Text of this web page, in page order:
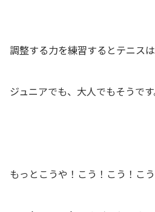
調整する力を練習するとテニスは
ジュニアでも、大人でもそうです
もっとこうや！こう！こう！こう